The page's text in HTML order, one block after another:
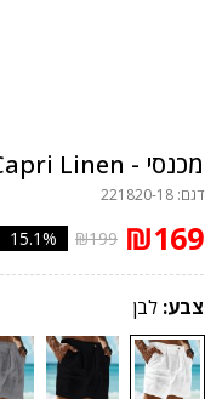
מכנסי - Capri Linen
דגם: 221820-18
₪169
₪199
15.1%
צבע: לבן